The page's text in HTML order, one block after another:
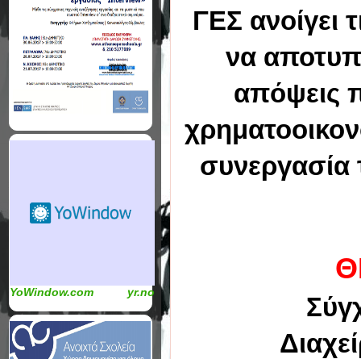
ΓΕΣ ανοίγει
να
απόψεις
συνεργασία
YoWindow.com yr.no